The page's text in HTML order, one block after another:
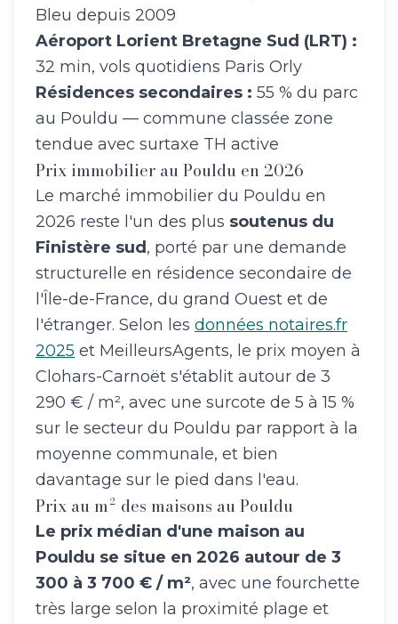
Bleu depuis 2009
Aéroport Lorient Bretagne Sud (LRT) :
32 min, vols quotidiens Paris Orly
Résidences secondaires : 55 % du parc
au Pouldu — commune classée zone
tendue avec surtaxe TH active
Prix immobilier au Pouldu en 2026
Le marché immobilier du Pouldu en
2026 reste l'un des plus soutenus du
Finistère sud , porté par une demande
structurelle en résidence secondaire de
l'Île-de-France, du grand Ouest et de
l'étranger. Selon les données notaires.fr
2025 et MeilleursAgents, le prix moyen à
Clohars-Carnoët s'établit autour de 3
290 € / m², avec une surcote de 5 à 15 %
sur le secteur du Pouldu par rapport à la
moyenne communale, et bien
davantage sur le pied dans l'eau.
Prix au m² des maisons au Pouldu
Le prix médian d'une maison au
Pouldu se situe en 2026 autour de 3
300 à 3 700 € / m², avec une fourchette
très large selon la proximité plage et